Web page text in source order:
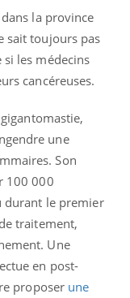
la province
sait toujours pas
les médecins
cancéreuses.
une
Son
100 000
durant le premier
traitement,
Une
en post-
proposer une